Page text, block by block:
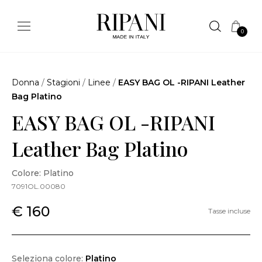
0
Donna / Stagioni / Linee / EASY BAG OL -RIPANI Leather
Bag Platino
EASY BAG OL -RIPANI
Leather Bag Platino
Colore: Platino
7091OL.00080
€ 160 Tasse incluse
Seleziona colore: Platino